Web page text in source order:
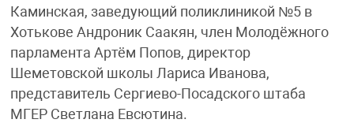
Каминская, заведующий поликлиникой №5 в
Хотькове Андроник Саакян, член Молодёжного
парламента Артём Попов, директор
Шеметовской школы Лариса Иванова,
представитель Сергиево-Посадского штаба
МГЕР Светлана Евсютина.